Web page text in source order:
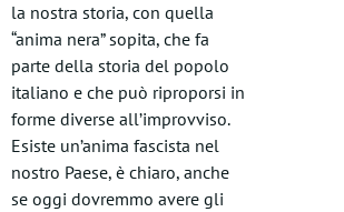
la nostra storia, con quella
“anima nera” sopita, che fa
parte della storia del popolo
italiano e che può riproporsi in
forme diverse all’improvviso.
Esiste un’anima fascista nel
nostro Paese, è chiaro, anche
se oggi dovremmo avere gli